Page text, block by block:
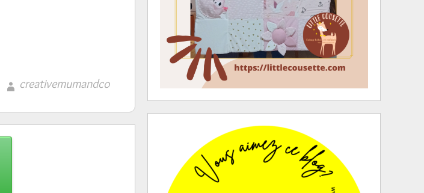
creativemumandco